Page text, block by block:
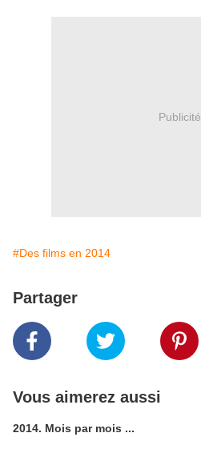
Publicité
#Des films en 2014
Partager
Vous aimerez aussi
2014. Mois par mois ...